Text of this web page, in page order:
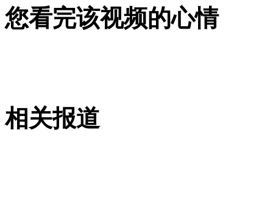
女孩北京地铁殴打老人 痛下狠手拳打脚踢
您看完该视频的心情
相关报道